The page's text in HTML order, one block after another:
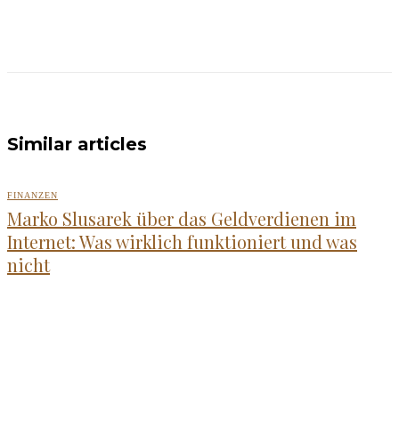
Similar articles
FINANZEN
Marko Slusarek über das Geldverdienen im
Internet: Was wirklich funktioniert und was
nicht